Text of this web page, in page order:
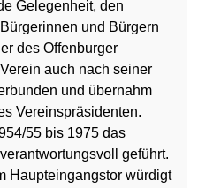
Gelegenheit, den
und Bürgern
des Offenburger
auch nach seiner
und übernahm
Vereinspräsidenten.
55 bis 1975 das
geführt.
Haupteingangstor würdigt